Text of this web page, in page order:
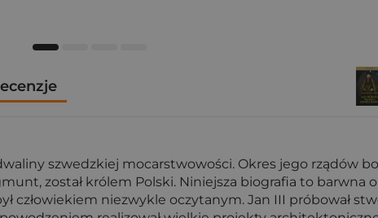
szwedzkiej mocarstwowości. Okres jego rządów
został królem Polski. Niniejsza biografia to barwna
człowiekiem niezwykle oczytanym. Jan III próbował